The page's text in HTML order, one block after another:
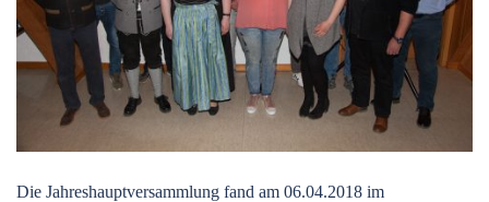
Die Jahreshauptversammlung fand am 06.04.2018 im